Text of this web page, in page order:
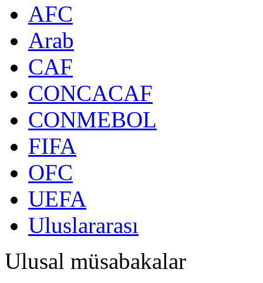
AFC
Arab
CAF
CONCACAF
CONMEBOL
FIFA
OFC
UEFA
Uluslararası
Ulusal müsabakalar